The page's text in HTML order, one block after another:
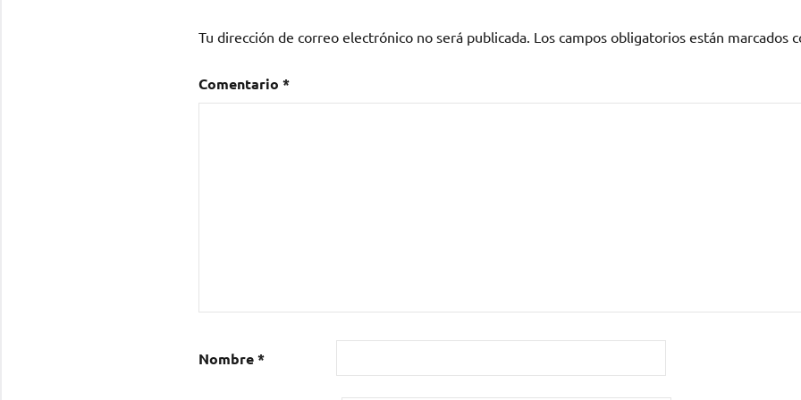
Tu dirección de correo electrónico no será publicada. Los campos obligatorios están marcados
Comentario *
Nombre*